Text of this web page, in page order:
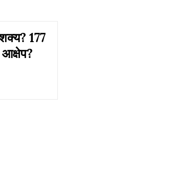
177